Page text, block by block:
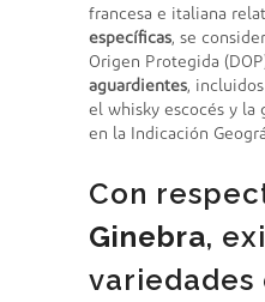
francesa e italiana
específicas, se
Origen Protegida
aguardientes,
el whisky escocés y la
en la Indicación
Con
Ginebra,
variedades